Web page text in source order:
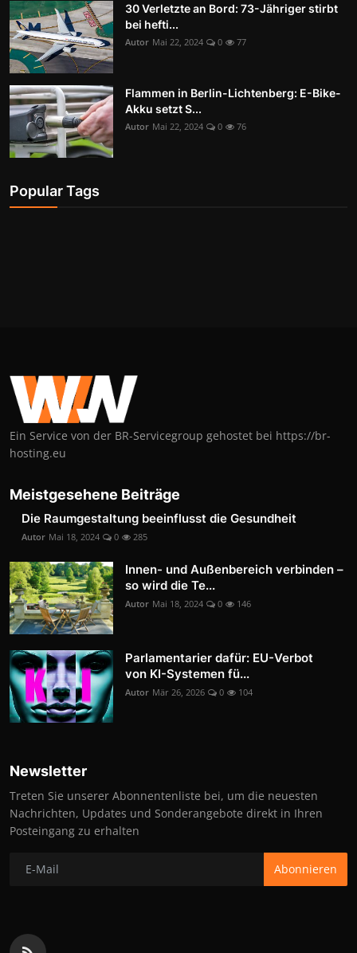
30 Verletzte an Bord: 73-Jähriger stirbt
bei hefti...
Autor Mai 22, 2024 0 77
Flammen in Berlin-Lichtenberg: E-Bike-
Akku setzt S...
Autor Mai 22, 2024 0 76
Popular Tags
Ein Service von der BR-Servicegroup gehostet bei https://br-
hosting.eu
Meistgesehene Beiträge
Die Raumgestaltung beeinflusst die Gesundheit
Autor Mai 18, 2024 0 285
Innen- und Außenbereich verbinden –
so wird die Te...
Autor Mai 18, 2024 0 146
Parlamentarier dafür: EU-Verbot
von KI-Systemen fü...
Autor Mär 26, 2026 0 104
Newsletter
Treten Sie unserer Abonnentenliste bei, um die neuesten
Nachrichten, Updates und Sonderangebote direkt in Ihren
Posteingang zu erhalten
Abonnieren